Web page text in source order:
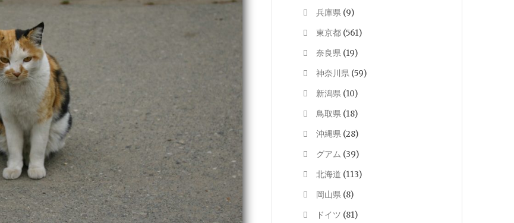
兵庫県 (9)
東京都 (561)
奈良県 (19)
神奈川県 (59)
新潟県 (10)
鳥取県 (18)
沖縄県 (28)
グアム (39)
北海道 (113)
岡山県 (8)
ドイツ (81)